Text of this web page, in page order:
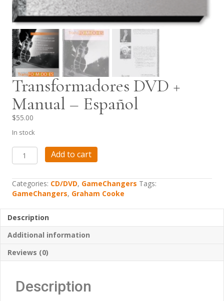
Transformadores DVD +
Manual – Español
$55.00
In stock
Transformadores
DVD
Manual
-
quantity
Add to cart
Categories: CD/DVD, GameChangers Tags:
GameChangers, Graham Cooke
Description
Additional information
Reviews (0)
Description